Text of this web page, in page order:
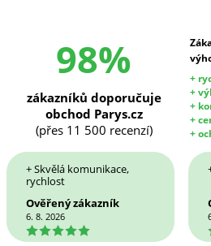
98%
+
+
+
+
+
zákazníků doporučuje
obchod Parys.cz
(přes 11 500 recenzí)
+ Skvělá komunikace,
rychlost
Ověřený zákazník
6. 8. 2026
5